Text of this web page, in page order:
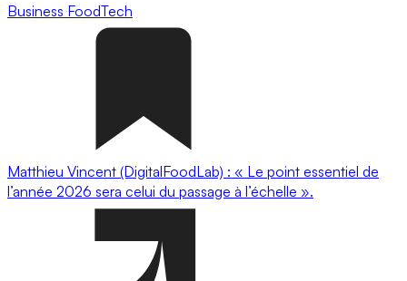
Business FoodTech
Matthieu Vincent (DigitalFoodLab) : « Le point essentiel de
l’année 2026 sera celui du passage à l’échelle ».